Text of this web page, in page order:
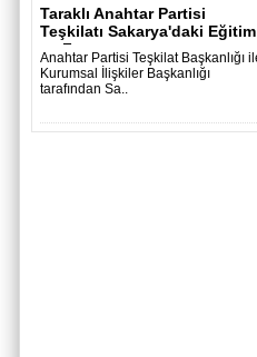
Taraklı Anahtar Partisi
Teşkilatı Sakarya'daki Eğitim
ve Fut..
Anahtar Partisi Teşkilat Başkanlığı
Kurumsal İlişkiler Başkanlığı
tarafından Sa..